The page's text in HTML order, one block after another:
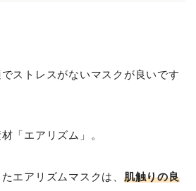
ストレスがないマスクが良いです
「エアリズム」。
エアリズムマスクは、 肌触りの良